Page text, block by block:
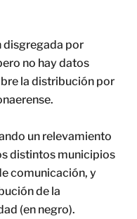
disgregada por
no hay datos
la distribución por
un relevamiento
distintos municipios
comunicación, y
de la
(en negro).